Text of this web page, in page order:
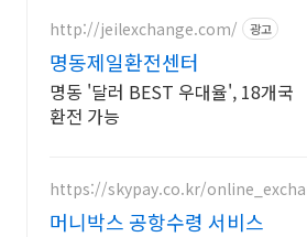
http://jeilexchange.com/ 광고
명동제일환전센터
명동 '달러 BEST 우대율', 18개국
환전 가능
https://skypay.co.kr/
머니박스 공항수령 서비스